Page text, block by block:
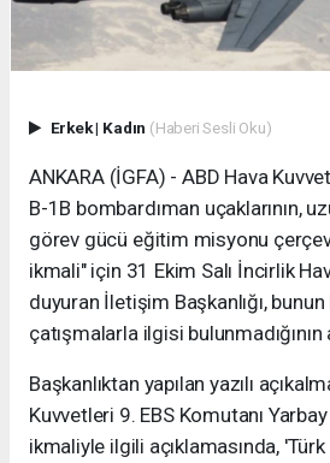
Erkek| Kadın (Haberi Sesli Oku)
ANKARA (İGFA) - ABD Hava
B-1B bombardıman uçaklarının,
görev gücü eğitim misyonu
ikmali" için 31 Ekim Salı İncirlik
duyuran İletişim Başkanlığı,
çatışmalarla ilgisi bulunmadığının
Başkanlıktan yapılan yazılı
Kuvvetleri 9. EBS Komutanı
ikmaliyle ilgili açıklamasında,